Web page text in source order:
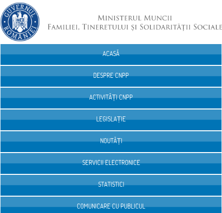
ACASĂ
DESPRE CNPP
ACTIVITĂȚI CNPP
LEGISLAȚIE
NOUTĂȚI
SERVICII ELECTRONICE
STATISTICI
COMUNICARE CU PUBLICUL